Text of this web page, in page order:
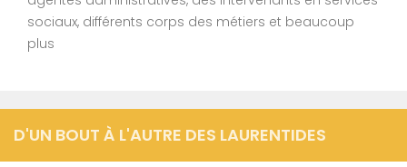
sociaux, différents corps des métiers et beaucoup
plus
D'UN BOUT À L'AUTRE DES LAURENTIDES